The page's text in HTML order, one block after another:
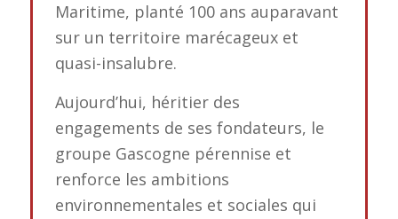
Maritime, planté 100 ans auparavant
sur un territoire marécageux et
quasi-insalubre.
Aujourd’hui, héritier des
engagements de ses fondateurs, le
groupe Gascogne pérennise et
renforce les ambitions
environnementales et sociales qui